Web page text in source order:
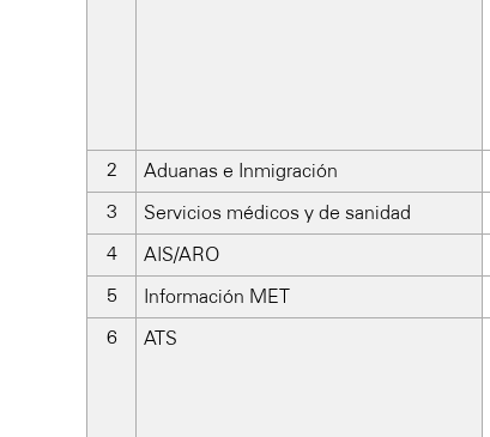
Aduanas e Inmigración
Servicios médicos y de sanidad
AIS/ARO
Información MET
ATS